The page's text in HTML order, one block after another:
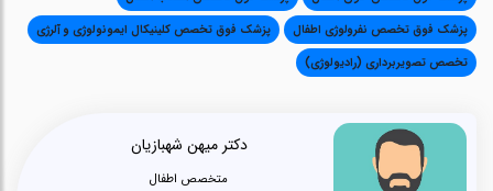
پزشک فوق تخصص نفرولوژی اطفال
پزشک فوق تخصص کلینیکال ایمونولوژی و آلرژی
تخصص تصویربرداری (رادیولوژی)
دکتر میهن شهبازیان
متخصص اطفال